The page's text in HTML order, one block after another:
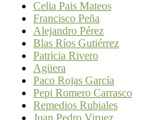
Celia Pais Mateos
Francisco Peña
Alejandro Pérez
Blas Ríos Gutiérrez
Patricia Rivero
Agüera
Paco Rojas García
Pepi Romero Carrasco
Remedios Rubiales
Juan Pedro Viruez